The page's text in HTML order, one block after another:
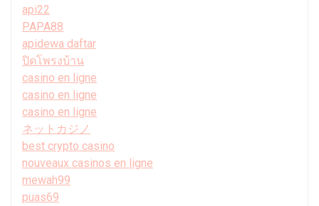
api22
PAPA88
apidewa daftar
ปิดโพรงบ้าน
casino en ligne
casino en ligne
casino en ligne
ネットカジノ
best crypto casino
nouveaux casinos en ligne
mewah99
puas69